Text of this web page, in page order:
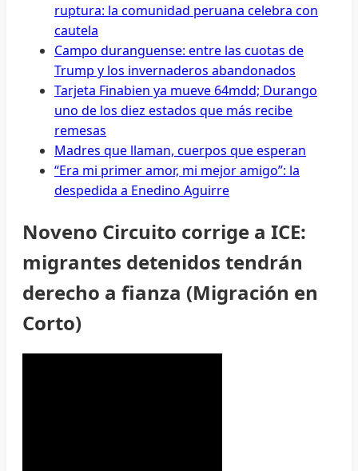
ruptura: la comunidad peruana celebra con
cautela
Campo duranguense: entre las cuotas de
Trump y los invernaderos abandonados
Tarjeta Finabien ya mueve 64mdd; Durango
uno de los diez estados que más recibe
remesas
Madres que llaman, cuerpos que esperan
“Era mi primer amor, mi mejor amigo”: la
despedida a Enedino Aguirre
Noveno Circuito corrige a ICE:
migrantes detenidos tendrán
derecho a fianza (Migración en
Corto)